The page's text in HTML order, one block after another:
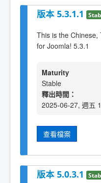
版本 5.3.1.1
This is the
for Joomla! 5.3.1
Maturity
Stable
釋出時間：
2025-06-27, 週五
查看檔案
版本 5.0.3.1